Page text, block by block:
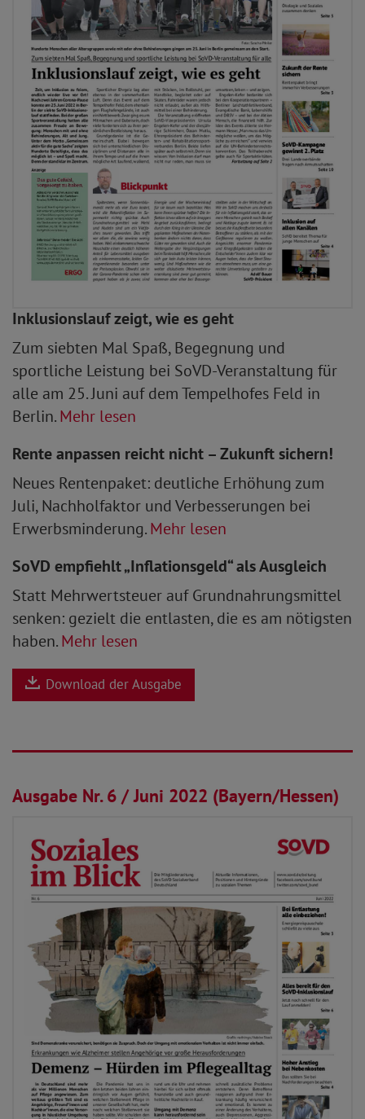
Inklusionslauf zeigt, wie es geht
Zum siebten Mal Spaß, Begegnung und
sportliche Leistung bei SoVD-Veranstaltung für
alle am 25. Juni auf dem Tempelhofes Feld in
Berlin.Mehr lesen
Rente anpassen reicht nicht – Zukunft sichern!
Neues Rentenpaket: deutliche Erhöhung zum
Juli, Nachholfaktor und Verbesserungen bei
Erwerbsminderung.Mehr lesen
SoVD empfiehlt „Inflationsgeld“ als Ausgleich
Statt Mehrwertsteuer auf Grundnahrungsmittel
senken: gezielt die entlasten, die es am nötigsten
haben.Mehr lesen
Download der Ausgabe
24.05.2022
Ausgabe Nr. 6 / Juni 2022 (Bayern/Hessen)